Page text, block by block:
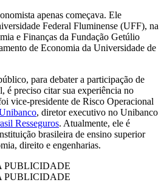
apenas começava. Ele
Federal Fluminense (UFF), na
e Finanças da Fundação Getúlio
de Economia da Universidade de
para debater a participação de
é preciso citar sua experiência no
vice-presidente de Risco Operacional
, diretor executivo no Unibanco
Resseguros. Atualmente, ele é
brasileira de ensino superior
direito e engenharias.
PUBLICIDADE
PUBLICIDADE